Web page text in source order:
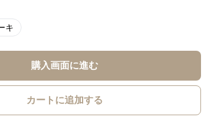
キ
購入画面に進む
カートに追加する